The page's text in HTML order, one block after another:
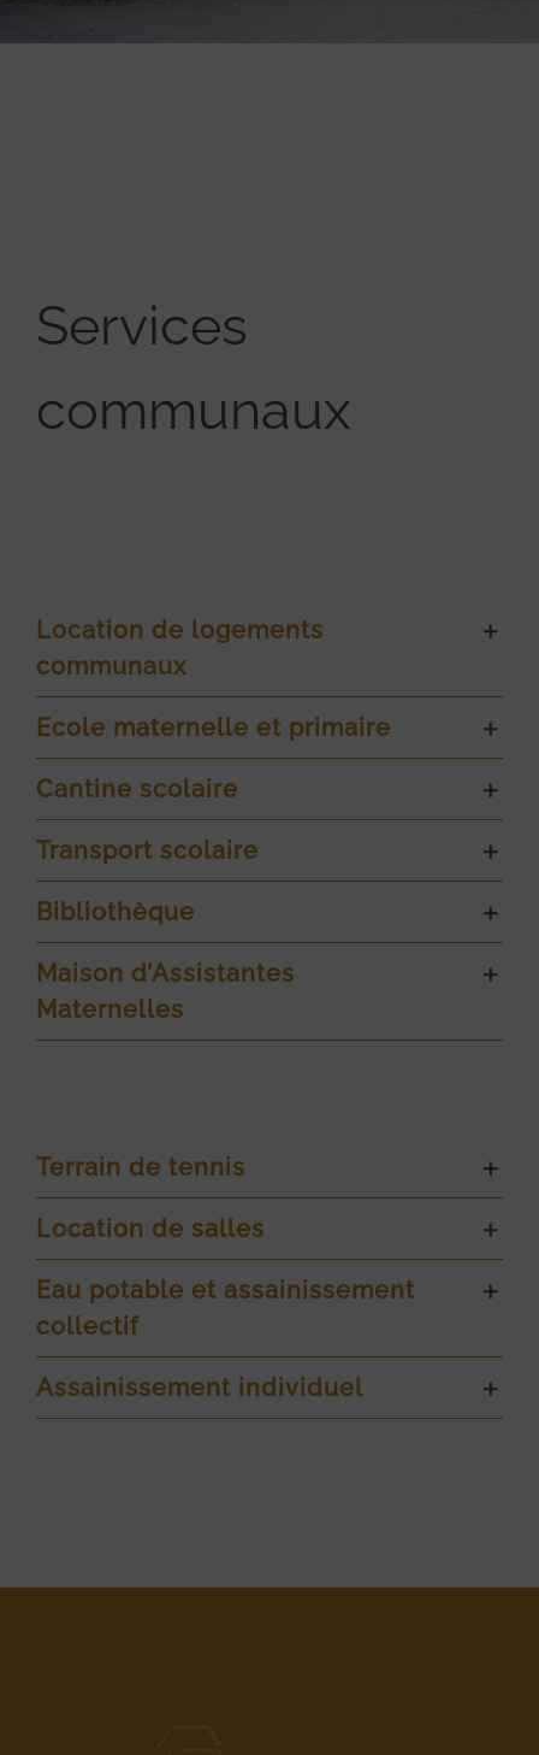
Services
communaux
Location de logements
communaux
Ecole maternelle et primaire
Cantine scolaire
Transport scolaire
Bibliothèque
Maison d’Assistantes
Maternelles
Terrain de tennis
Location de salles
Eau potable et assainissement
collectif
Assainissement individuel